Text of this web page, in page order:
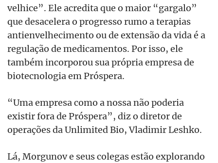
velhice”. Ele acredita que o maior “gargalo”
que desacelera o progresso rumo a terapias
antienvelhecimento ou de extensão da vida é a
regulação de medicamentos. Por isso, ele
também incorporou sua própria empresa de
biotecnologia em Próspera.
“Uma empresa como a nossa não poderia
existir fora de Próspera”, diz o diretor de
operações da Unlimited Bio, Vladimir Leshko.
Lá, Morgunov e seus colegas estão explorando